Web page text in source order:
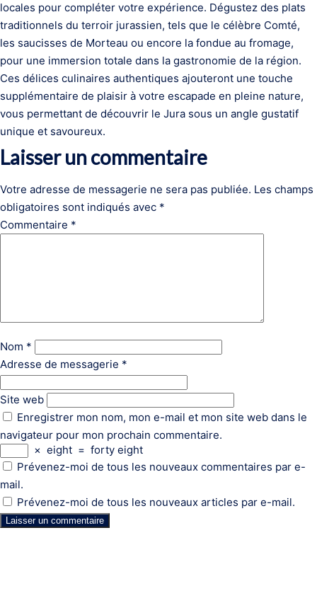
locales pour compléter votre expérience. Dégustez des plats
traditionnels du terroir jurassien, tels que le célèbre Comté,
les saucisses de Morteau ou encore la fondue au fromage,
pour une immersion totale dans la gastronomie de la région.
Ces délices culinaires authentiques ajouteront une touche
supplémentaire de plaisir à votre escapade en pleine nature,
vous permettant de découvrir le Jura sous un angle gustatif
unique et savoureux.
Laisser un commentaire
Votre adresse de messagerie ne sera pas publiée. Les champs
obligatoires sont indiqués avec *
Commentaire *
Nom *
Adresse de messagerie *
Site web
Enregistrer mon nom, mon e-mail et mon site web dans le
navigateur pour mon prochain commentaire.
× eight = forty eight
Prévenez-moi de tous les nouveaux commentaires par e-
mail.
Prévenez-moi de tous les nouveaux articles par e-mail.